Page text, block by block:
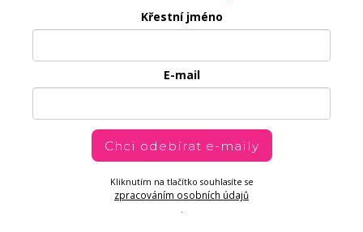
Křestní jméno
E-mail
Chci odebírat e-maily
Kliknutím na tlačítko souhlasíte se
zpracováním osobních údajů
.